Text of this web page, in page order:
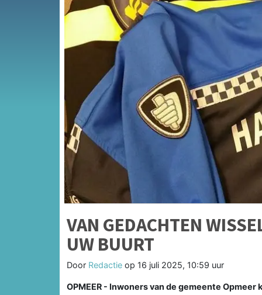
VAN GEDACHTEN
UW BUURT
Door Redactie op 16 juli 2025, 10:59 uur
OPMEER - Inwoners van de gemeente